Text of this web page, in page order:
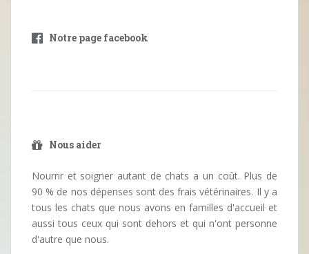
Notre page facebook
Nous aider
Nourrir et soigner autant de chats a un coût. Plus de
90 % de nos dépenses sont des frais vétérinaires. Il y a
tous les chats que nous avons en familles d'accueil et
aussi tous ceux qui sont dehors et qui n'ont personne
d'autre que nous.